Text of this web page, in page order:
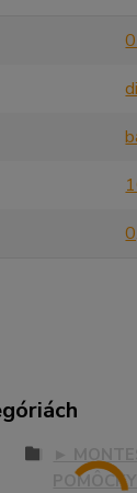
►
POMÔCKY